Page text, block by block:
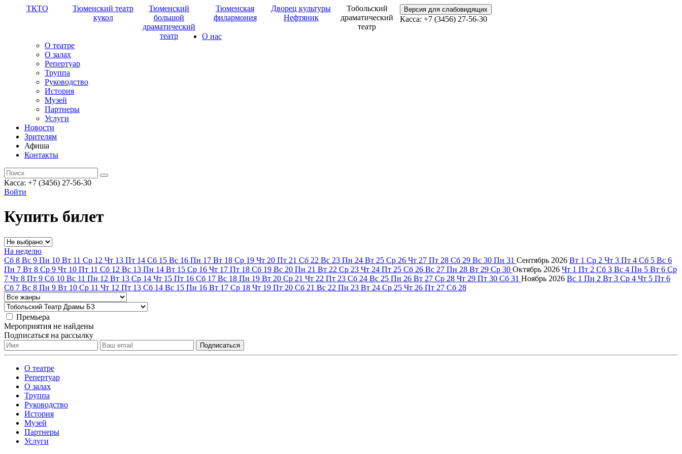
ТКТО
Тюменский театр
кукол
Тюменский
большой
драматический
театр
Тюменская
филармония
Дворец культуры
Нефтяник
Тобольский
драматический
театр
Версия для слабовидящих
Касса: +7 (3456) 27-56-30
О нас
О театре
О залах
Репертуар
Труппа
Руководство
История
Музей
Партнеры
Услуги
Новости
Зрителям
Афиша
Контакты
Касса: +7 (3456) 27-56-30
Войти
Купить билет
На неделю
Сб 8 Вс 9 Пн 10 Вт 11 Ср 12 Чт 13 Пт 14 Сб 15 Вс 16 Пн 17 Вт 18 Ср 19 Чт 20 Пт 21 Сб 22 Вс 23 Пн 24 Вт 25 Ср 26 Чт 27 Пт 28 Сб 29 Вс 30 Пн 31 Сентябрь 2026 Вт 1 Ср 2 Чт 3 Пт 4 Сб 5 Вс 6
Пн 7 Вт 8 Ср 9 Чт 10 Пт 11 Сб 12 Вс 13 Пн 14 Вт 15 Ср 16 Чт 17 Пт 18 Сб 19 Вс 20 Пн 21 Вт 22 Ср 23 Чт 24 Пт 25 Сб 26 Вс 27 Пн 28 Вт 29 Ср 30 Октябрь 2026 Чт 1 Пт 2 Сб 3 Вс 4 Пн 5 Вт 6 Ср
7 Чт 8 Пт 9 Сб 10 Вс 11 Пн 12 Вт 13 Ср 14 Чт 15 Пт 16 Сб 17 Вс 18 Пн 19 Вт 20 Ср 21 Чт 22 Пт 23 Сб 24 Вс 25 Пн 26 Вт 27 Ср 28 Чт 29 Пт 30 Сб 31 Ноябрь 2026 Вс 1 Пн 2 Вт 3 Ср 4 Чт 5 Пт 6
Сб 7 Вс 8 Пн 9 Вт 10 Ср 11 Чт 12 Пт 13 Сб 14 Вс 15 Пн 16 Вт 17 Ср 18 Чт 19 Пт 20 Сб 21 Вс 22 Пн 23 Вт 24 Ср 25 Чт 26 Пт 27 Сб 28
Премьера
Мероприятия не найдены
Подписаться на рассылку
О театре
Репертуар
О залах
Труппа
Руководство
История
Музей
Партнеры
Услуги